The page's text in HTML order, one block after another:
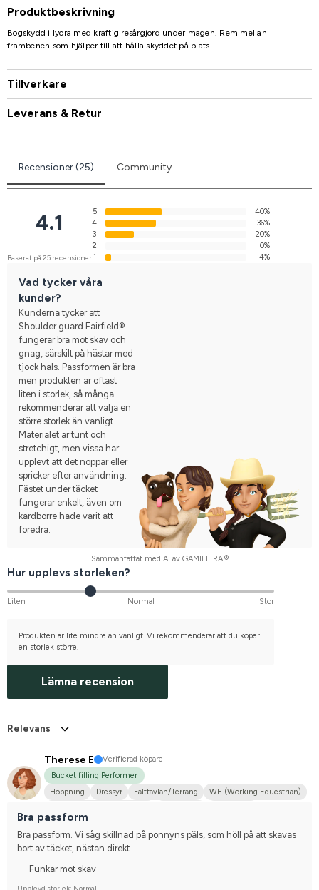
Produktbeskrivning
Bogskydd i lycra med kraftig resårgjord under magen. Rem mellan
frambenen som hjälper till att hålla skyddet på plats.
Tillverkare
Leverans & Retur
Recensioner (25) Community
4.1
Baserat på 25 recensioner
5
40%
4
36%
3
20%
2
0%
1
4%
Vad tycker våra
kunder?
Kunderna tycker att
Shoulder guard Fairfield®
fungerar bra mot skav och
gnag, särskilt på hästar med
tjock hals. Passformen är bra
men produkten är oftast
liten i storlek, så många
rekommenderar att välja en
större storlek än vanligt.
Materialet är tunt och
stretchigt, men vissa har
upplevt att det noppar eller
spricker efter användning.
Fästet under täcket
fungerar enkelt, även om
kardborre hade varit att
föredra.
Sammanfattat med AI av GAMIFIERA.®
Hur upplevs storleken?
Liten Normal Stor
Produkten är lite mindre än vanligt. Vi rekommenderar att du köper
en storlek större.
Lämna recension
Relevans
Therese E
Verifierad köpare
Bucket filling Performer
Hoppning
Dressyr Fälttävlan/Terräng
WE (Working Equestrian)
Bra passform
Bra passform. Vi såg skillnad på ponnyns päls, som höll på att skavas
bort av täcket, nästan direkt.
Funkar mot skav